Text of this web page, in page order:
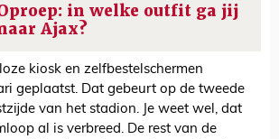
in welke outfit ga jij
Ajax?
kiosk en zelfbestelschermen
geplaatst. Dat gebeurt op de tweede
van het stadion. Je weet wel, dat
al is verbreed. De rest van de